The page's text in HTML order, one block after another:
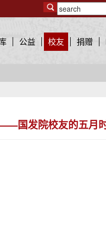
公益 校友 捐赠
——国发院校友的五月